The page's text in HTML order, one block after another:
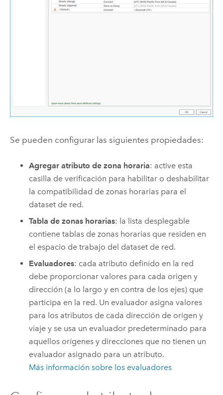
Se pueden configurar las siguientes propiedades:
Agregar atributo de zona horaria: active esta
casilla de verificación para habilitar o deshabilitar
la compatibilidad de zonas horarias para el
dataset de red.
Tabla de zonas horarias: la lista desplegable
contiene tablas de zonas horarias que residen en
el espacio de trabajo del dataset de red.
Evaluadores: cada atributo definido en la red
debe proporcionar valores para cada origen y
dirección (a lo largo y en contra de los ejes) que
participa en la red. Un evaluador asigna valores
para los atributos de cada dirección de origen y
viaje y se usa un evaluador predeterminado para
aquellos orígenes y direcciones que no tienen un
evaluador asignado para un atributo.
Más información sobre los evaluadores